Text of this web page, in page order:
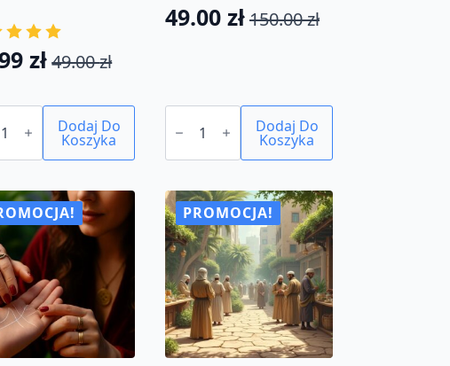
49.00zł
zł.
zł
zł.
Dodaj Do
Koszyka
150.00zł
Pierwotna
150.00 zł.
49.00zł
Aktualna
49.00 zł.
ilość
KURS:
Podstawy
coachingu
Certyfikat
Dodaj Do
Koszyka
PROMOCJA!